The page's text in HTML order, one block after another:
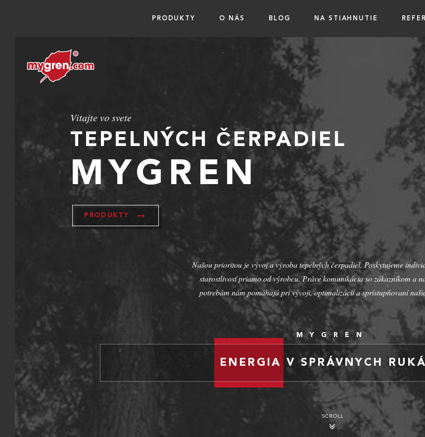
PRODUKTY O NÁS BLOG NA STIAHNUTIE
Vitajte vo svete
TEPELNÝCH ČERPADIEL
MYGREN
PRODUKTY
Našou prioritou je vývoj a výroba tepelných čerpadiel. Poskytujeme
starostlivosť priamo od výrobcu. Práve komunikácia so zákazníkom a
potrebám nám pomáhajú pri vývoji, optimalizácii a sprístupňovaní
MYGREN
ENERGIA V SPRÁVNYCH
SCROLL